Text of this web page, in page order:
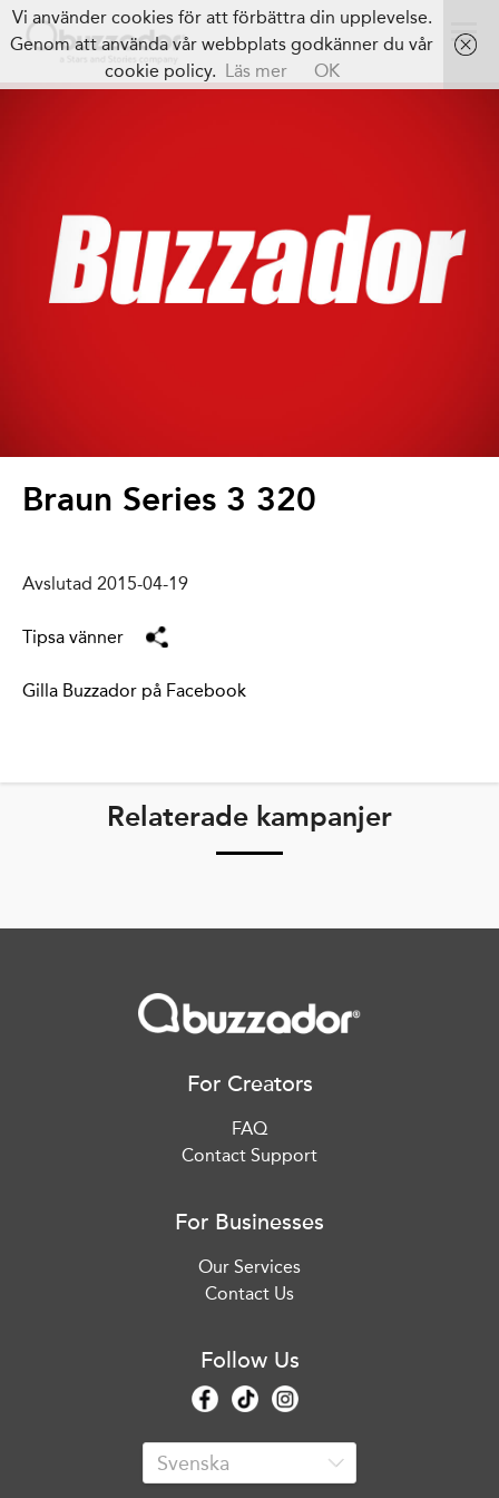
Braun Series 3 320
Avslutad 2015-04-19
Tipsa vänner
Gilla Buzzador på Facebook
Relaterade kampanjer
For Creators
FAQ
Contact Support
For Businesses
Our Services
Contact Us
Follow Us
Vi använder cookies för att förbättra din upplevelse.
Genom att använda vår webbplats godkänner du vår
cookie policy. Läs mer OK